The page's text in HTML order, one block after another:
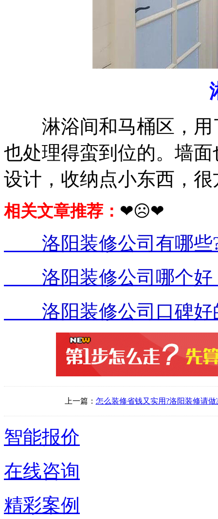
淋浴间和马桶区，用
也处理得蛮到位的。墙
设计，收纳点小东西，很
相关文章推荐： ❤☹❤
洛阳装修公司有哪些?
洛阳装修公司哪个好
洛阳装修公司口碑好
上一篇： 怎么装修省钱又实用?洛阳装修请做
智能报价
在线咨询
精彩案例